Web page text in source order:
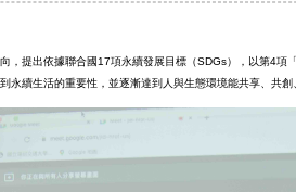
，提出依據聯合國17項永續發展目標（SDGs），以第4
永續生活的重要性，並逐漸達到人與生態環境能共享、共創